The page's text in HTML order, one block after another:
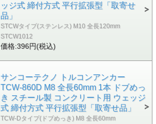
ッジ式 締付方式 平行拡張型「取寄せ
品」
STCWタイプ(ステンレス) M10 全長120mm
STCW1012
価格:396円(税込)
サンコーテクノ トルコンアンカー
TCW-860D M8 全長60mm 1本 ドブめっ
き スチール製 コンクリート用 ウェッジ
式 締付方式 平行拡張型「取寄せ品」
TCW-Dタイプ(ドブめっき) M8 全長60mm